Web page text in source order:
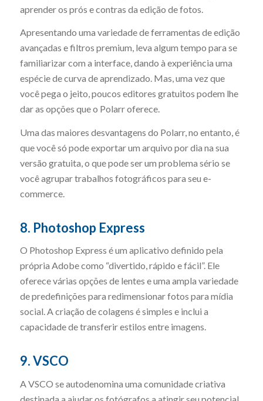
aprender os prós e contras da edição de fotos.
Apresentando uma variedade de ferramentas de edição
avançadas e filtros premium, leva algum tempo para se
familiarizar com a interface, dando à experiência uma
espécie de curva de aprendizado. Mas, uma vez que
você pega o jeito, poucos editores gratuitos podem lhe
dar as opções que o Polarr oferece.
Uma das maiores desvantagens do Polarr, no entanto, é
que você só pode exportar um arquivo por dia na sua
versão gratuita, o que pode ser um problema sério se
você agrupar trabalhos fotográficos para seu e-
commerce.
8. Photoshop Express
O Photoshop Express é um aplicativo definido pela
própria Adobe como “divertido, rápido e fácil”. Ele
oferece várias opções de lentes e uma ampla variedade
de predefinições para redimensionar fotos para mídia
social. A criação de colagens é simples e inclui a
capacidade de transferir estilos entre imagens.
9. VSCO
A VSCO se autodenomina uma comunidade criativa